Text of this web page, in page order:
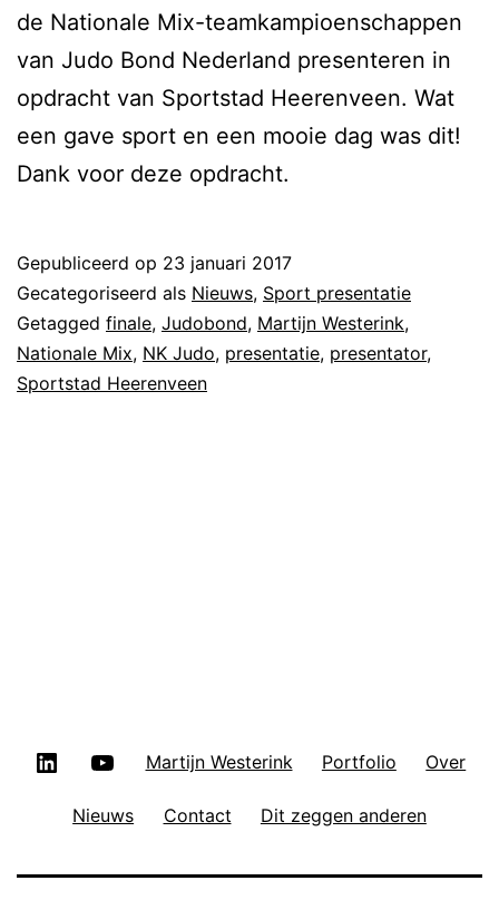
de Nationale Mix-teamkampioenschappen
van Judo Bond Nederland presenteren in
opdracht van Sportstad Heerenveen. Wat
een gave sport en een mooie dag was dit!
Dank voor deze opdracht.
Gepubliceerd op 23 januari 2017
Gecategoriseerd als Nieuws, Sport presentatie
Getagged finale, Judobond, Martijn Westerink,
Nationale Mix, NK Judo, presentatie, presentator,
Sportstad Heerenveen
LinkedIn YouTube
Martijn Westerink Portfolio Over
Nieuws Contact Dit zeggen anderen